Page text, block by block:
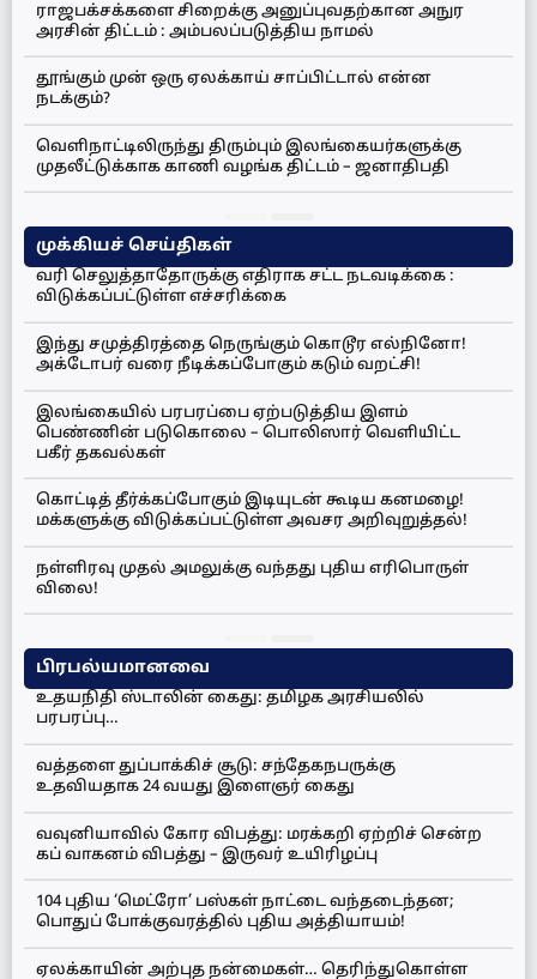
ராஜபக்சக்களை சிறைக்கு அனுப்புவதற்கான அநுர
அரசின் திட்டம் : அம்பலப்படுத்திய நாமல்
தூங்கும் முன் ஒரு ஏலக்காய் சாப்பிட்டால் என்ன
நடக்கும்?
வெளிநாட்டிலிருந்து திரும்பும் இலங்கையர்களுக்கு
முதலீட்டுக்காக காணி வழங்க திட்டம் – ஜனாதிபதி
முக்கியச் செய்திகள்
வரி செலுத்தாதோருக்கு எதிராக சட்ட நடவடிக்கை :
விடுக்கப்பட்டுள்ள எச்சரிக்கை
இந்து சமுத்திரத்தை நெருங்கும் கொடூர எல்நினோ!
அக்டோபர் வரை நீடிக்கப்போகும் கடும் வறட்சி!
இலங்கையில் பரபரப்பை ஏற்படுத்திய இளம்
பெண்ணின் படுகொலை – பொலிஸார் வெளியிட்ட
பகீர் தகவல்கள்
கொட்டித் தீர்க்கப்போகும் இடியுடன் கூடிய கனமழை!
மக்களுக்கு விடுக்கப்பட்டுள்ள அவசர அறிவுறுத்தல்!
நள்ளிரவு முதல் அமலுக்கு வந்தது புதிய எரிபொருள்
விலை!
பிரபல்யமானவை
உதயநிதி ஸ்டாலின் கைது: தமிழக அரசியலில்
பரபரப்பு…
வத்தளை துப்பாக்கிச் சூடு: சந்தேகநபருக்கு
உதவியதாக 24 வயது இளைஞர் கைது
வவுனியாவில் கோர விபத்து: மரக்கறி ஏற்றிச் சென்ற
கப் வாகனம் விபத்து – இருவர் உயிரிழப்பு
104 புதிய ‘மெட்ரோ’ பஸ்கள் நாட்டை வந்தடைந்தன;
பொதுப் போக்குவரத்தில் புதிய அத்தியாயம்!
ஏலக்காயின் அற்புத நன்மைகள்… தெரிந்துகொள்ள